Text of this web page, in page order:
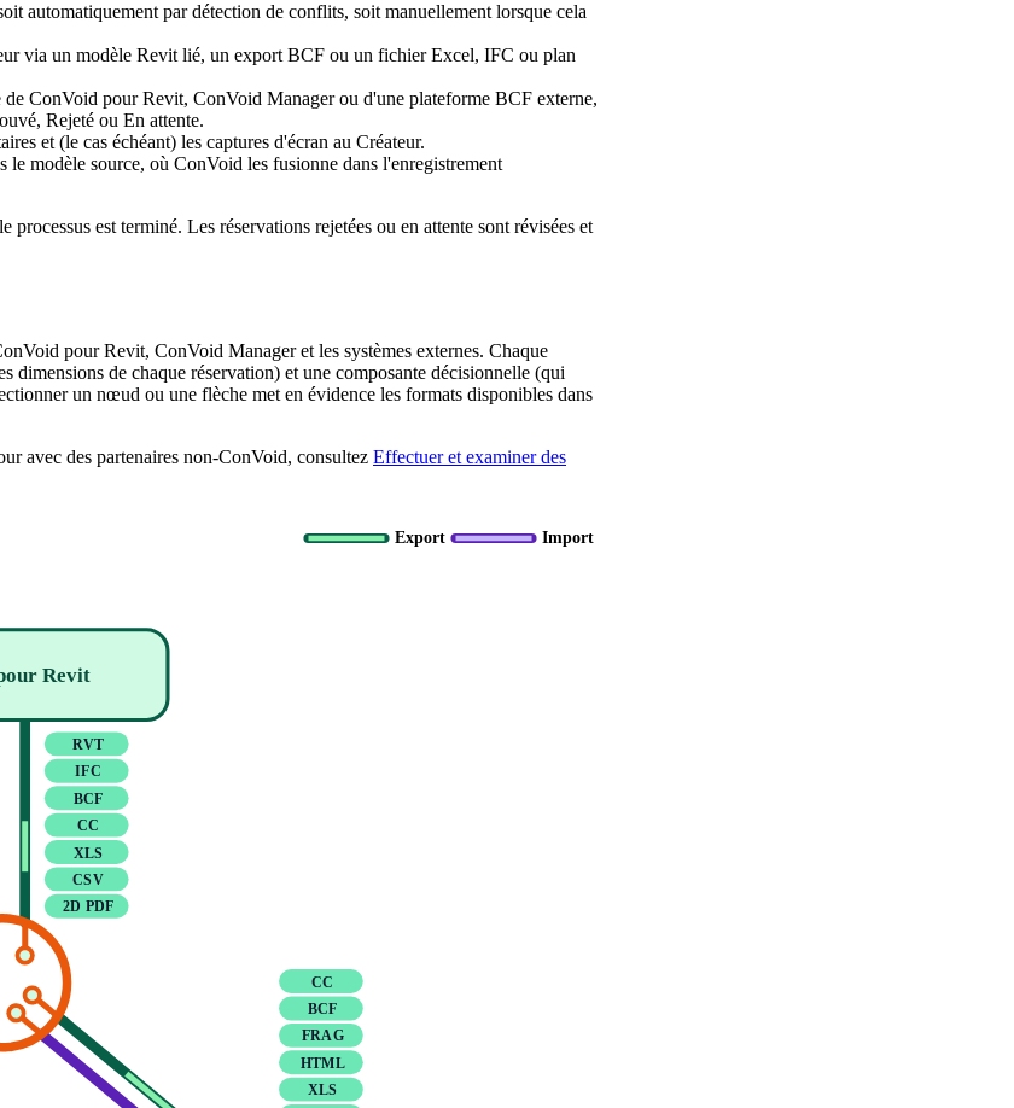
automatiquement par détection de conflits, soit manuellement lorsque cela
via un modèle Revit lié, un export BCF ou un fichier Excel, IFC ou plan
de ConVoid pour Revit, ConVoid Manager ou d'une plateforme BCF externe,
Rejeté ou En attente.
et (le cas échéant) les captures d'écran au Créateur.
le modèle source, où ConVoid les fusionne dans l'enregistrement
est terminé. Les réservations rejetées ou en attente sont révisées et
pour Revit, ConVoid Manager et les systèmes externes. Chaque
dimensions de chaque réservation) et une composante décisionnelle (qui
un nœud ou une flèche met en évidence les formats disponibles dans
avec des partenaires non-ConVoid, consultez Effectuer et examiner des
Export Import
Revit
RVT
IFC
BCF
CC
XLS
CSV
2D PDF
CC
BCF
FRAG
HTML
XLS